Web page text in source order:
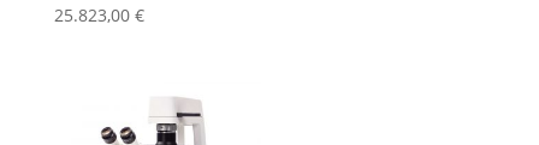
25.823,00 €